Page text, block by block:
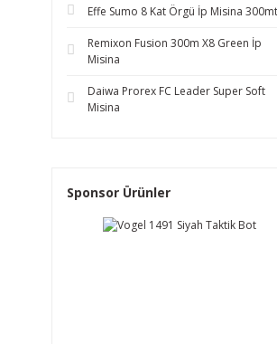
Effe Sumo 8 Kat Örgü İp Misina 300mt
Remixon Fusion 300m X8 Green İp
Misina
Daiwa Prorex FC Leader Super Soft
Misina
Sponsor Ürünler